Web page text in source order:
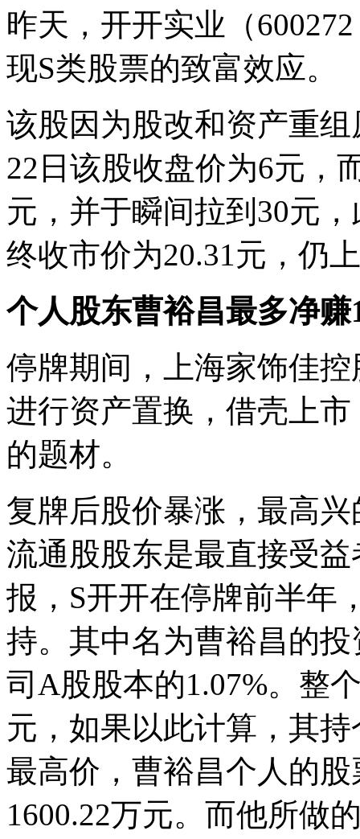
昨天，开开实业（
现S类股票的致富效应。
该股因为股改和资产重
22日该股收盘价为6元，
元，并于瞬间拉到30元
终收市价为20.31元，仍
个人股东曹裕昌最多净赚
停牌期间，上海家饰佳
进行资产置换，借壳上
的题材。
复牌后股价暴涨，最高
流通股股东是最直接受
报，S开开在停牌前半年
持。其中名为曹裕昌的
司A股股本的1.07%。整
元，如果以此计算，其
最高价，曹裕昌个人的
1600.22万元。而他所做